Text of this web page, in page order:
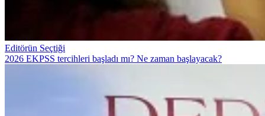
Editörün Seçtiği
2026 EKPSS tercihleri başladı mı? Ne zaman başlayacak?